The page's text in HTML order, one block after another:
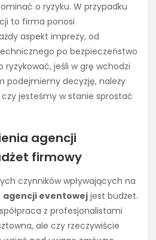
o ryzyku. W przypadku
to firma ponosi
aspekt imprezy, od
po bezpieczeństwo
ryzykować, jeśli w grę wchodzi
podejmiemy decyzję, należy
jesteśmy w stanie sprostać
agencji
firmowy
czynników wpływających na
agencji eventowej jest budżet.
z profesjonalistami
ale czy rzeczywiście